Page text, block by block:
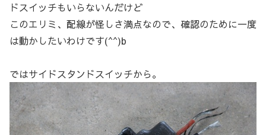
ドスイッチもいらないんだけど
このエリミ、配線が怪しさ満点なので、確認のために一度
は動かしたいわけです(^^)b
ではサイドスタンドスイッチから。